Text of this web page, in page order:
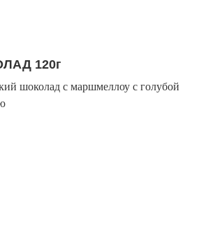
120г
шоколад с маршмеллоу с голубой